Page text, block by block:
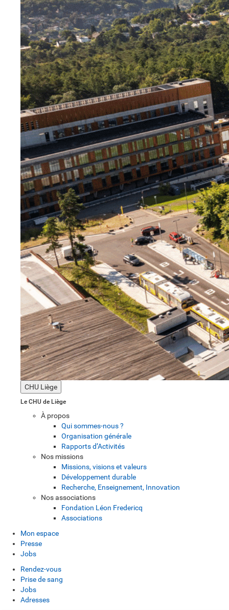
CHU Liège
Le CHU de Liège
À propos
Qui sommes-nous ?
Organisation générale
Rapports d’Activités
Nos missions
Missions, visions et valeurs
Développement durable
Recherche, Enseignement, Innovation
Nos associations
Fondation Léon Fredericq
Associations
Mon espace
Presse
Jobs
Rendez-vous
Prise de sang
Jobs
Adresses